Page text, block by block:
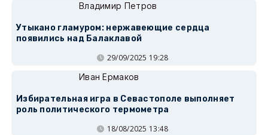
Владимир Петров
Утыкано гламуром: нержавеющие сердца
появились над Балаклавой
29/09/2025 19:28
Иван Ермаков
Избирательная игра в Севастополе выполняет
роль политического термометра
18/08/2025 13:48